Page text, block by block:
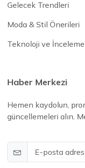
Gelecek Trendleri
Moda & Stil Önerileri
Teknoloji ve
Haber Merkezi
Hemen kaydolun,
güncellemeleri alın.